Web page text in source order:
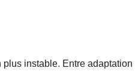
instable. Entre adaptation